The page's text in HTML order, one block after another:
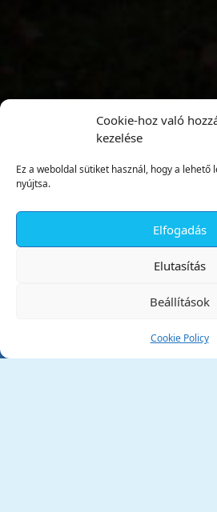
Cookie-hoz való
kezelése
Ez a weboldal sütiket használ, hogy a
nyújtsa.
Elfogadás
Elutasítás
Beállítások
Cookie Policy
Tata Város